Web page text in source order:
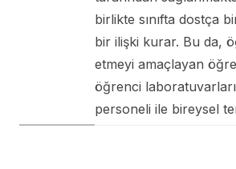
birlikte sınıfta dostça
bir ilişki kurar. Bu da,
etmeyi amaçlayan
öğrenci
personeli ile bireysel